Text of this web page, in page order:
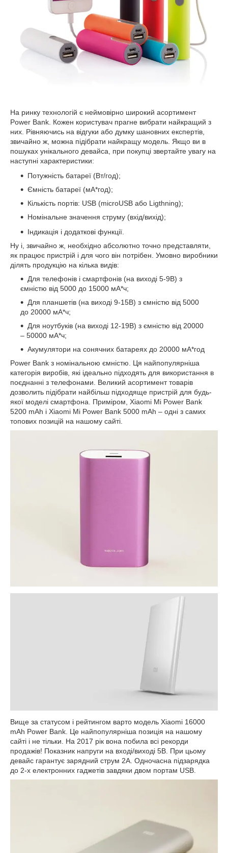
На ринку технологій є неймовірно широкий асортимент
Power Bank. Кожен користувач прагне вибрати найкращий з
них. Рівняючись на відгуки або думку шановних експертів,
звичайно ж, можна підібрати найкращу модель. Якщо ви в
пошуках унікального девайса, при покупці звертайте увагу на
наступні характеристики:
Потужність батареї (Вт/год);
Ємність батареї (мА*год);
Кількість портів: USB (microUSB або Ligthning);
Номінальне значення струму (вхід/вихід);
Індикація і додаткові функції.
Ну і, звичайно ж, необхідно абсолютно точно представляти,
як працює пристрій і для чого він потрібен. Умовно виробники
ділять продукцію на кілька видів:
Для телефонів і смартфонів (на виході 5-9В) з
ємністю від 5000 до 15000 мА*ч;
Для планшетів (на виході 9-15В) з ємністю від 5000
до 20000 мА*ч;
Для ноутбуків (на виході 12-19В) з ємністю від 20000
– 50000 мА*ч;
Акумулятори на сонячних батареях до 20000 мА*год
Power Bank з номінальною ємністю. Ця найпопулярніша
категорія виробів, які ідеально підходять для використання в
поєднанні з телефонами. Великий асортимент товарів
дозволить підібрати найбільш підходяще пристрій для будь-
якої моделі смартфона. Приміром, Xiaomi Mi Power Bank
5200 mAh і Xiaomi Mi Power Bank 5000 mAh – одні з самих
топових позицій на нашому сайті.
Вище за статусом і рейтингом варто модель Xiaomi 16000
mAh Power Bank. Це найпопулярніша позиція на нашому
сайті і не тільки. На 2017 рік вона побила всі рекорди
продажів! Показник напруги на вході/виході 5В. При цьому
девайс гарантує зарядний струм 2А. Одночасна підзарядка
до 2-х електронних гаджетів завдяки двом портам USB.